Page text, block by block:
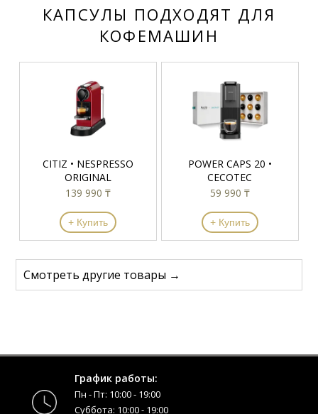
КАПСУЛЫ ПОДХОДЯТ ДЛЯ
КОФЕМАШИН
CITIZ • NESPRESSO
ORIGINAL
139 990 ₸
+ Купить
POWER CAPS 20 •
CECOTEC
59 990 ₸
+ Купить
Смотреть другие товары →
График работы:
Пн - Пт: 10:00 - 19:00
Суббота: 10:00 - 19:00